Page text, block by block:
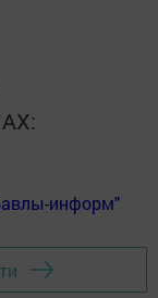
информ"